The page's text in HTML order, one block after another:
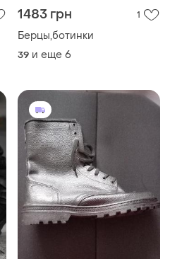
1483 грн 1
Берцы,ботинки
39 и еще 6